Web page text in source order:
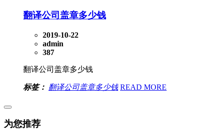
翻译公司盖章多少钱
2019-10-22
admin
387
翻译公司盖章多少钱
标签： 翻译公司盖章多少钱 READ MORE
为您推荐